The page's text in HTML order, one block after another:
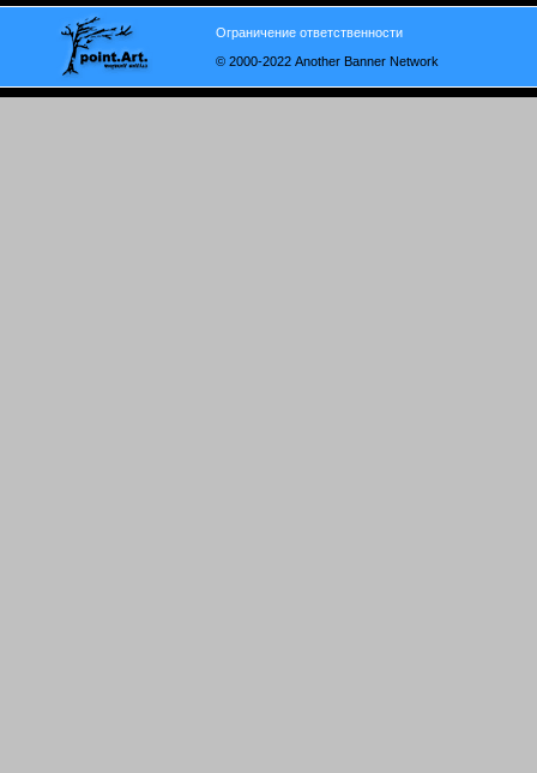
Ограничение ответственности
© 2000-2022 Another Banner Network